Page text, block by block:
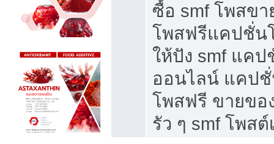
ซื้อ smf โพสข
โพสฟรีแคปชั่น
ให้ปัง smf แค
ออนไลน์ แคป
โพสฟรี ขายขอ
รัว ๆ smf โพส